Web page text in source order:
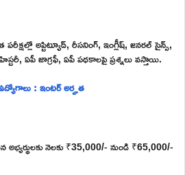
అప్టిట్యూడ్, రీసనింగ్, ఇంగ్లీష్, జనరల్ సైన్స్,
ఏపీ జాగ్రఫీ, ఏపీ పధకాలపై ప్రశ్నలు వస్తాయి.
: ఇంటర్ అర్హత
నెలకు ₹35,000/- నుండి ₹65,000/-